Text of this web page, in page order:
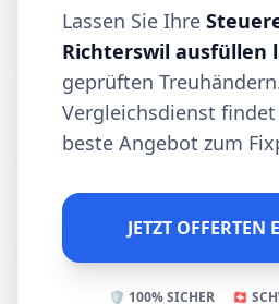
Lassen Sie Ihre
Richterswil ausfüllen
geprüften
Vergleichsdienst findet
beste Angebot zum
JETZT OFFERTEN
🛡️ 100% SICHER 🇨🇭